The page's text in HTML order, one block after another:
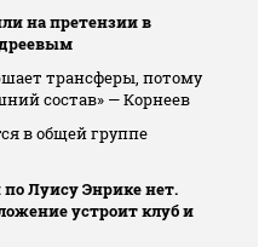
на претензии в
трансферы, потому
состав» — Корнеев
в общей группе
по Луису Энрике нет.
устроит клуб и